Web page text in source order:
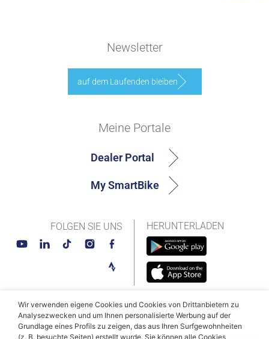
Newsletter
auf dem Laufenden bleiben
HERUNTERLADEN
Meine Portale
Dealer Portal
My SmartBike
FOLGEN SIE UNS
© MAHLE SmartBike Systems 2026
Bedingungen und KonditionenDatenschutzbestimmungen
Wir verwenden eigene Cookies und Cookies von Drittanbietern zu
Analysezwecken und um Ihnen personalisierte Werbung auf der
Grundlage eines Profils zu zeigen, das aus Ihren Surfgewohnheiten
(z. B. besuchte Seiten) erstellt wurde. Sie können alle Cookies